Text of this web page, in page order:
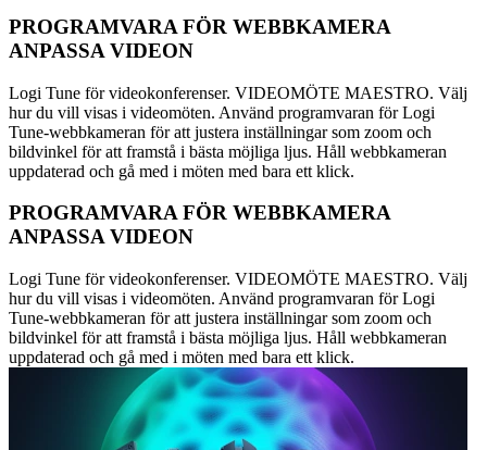
PROGRAMVARA FÖR WEBBKAMERA
ANPASSA VIDEON
Logi Tune för videokonferenser. VIDEOMÖTE MAESTRO. Välj
hur du vill visas i videomöten. Använd programvaran för Logi
Tune-webbkameran för att justera inställningar som zoom och
bildvinkel för att framstå i bästa möjliga ljus. Håll webbkameran
uppdaterad och gå med i möten med bara ett klick.
PROGRAMVARA FÖR WEBBKAMERA
ANPASSA VIDEON
Logi Tune för videokonferenser. VIDEOMÖTE MAESTRO. Välj
hur du vill visas i videomöten. Använd programvaran för Logi
Tune-webbkameran för att justera inställningar som zoom och
bildvinkel för att framstå i bästa möjliga ljus. Håll webbkameran
uppdaterad och gå med i möten med bara ett klick.